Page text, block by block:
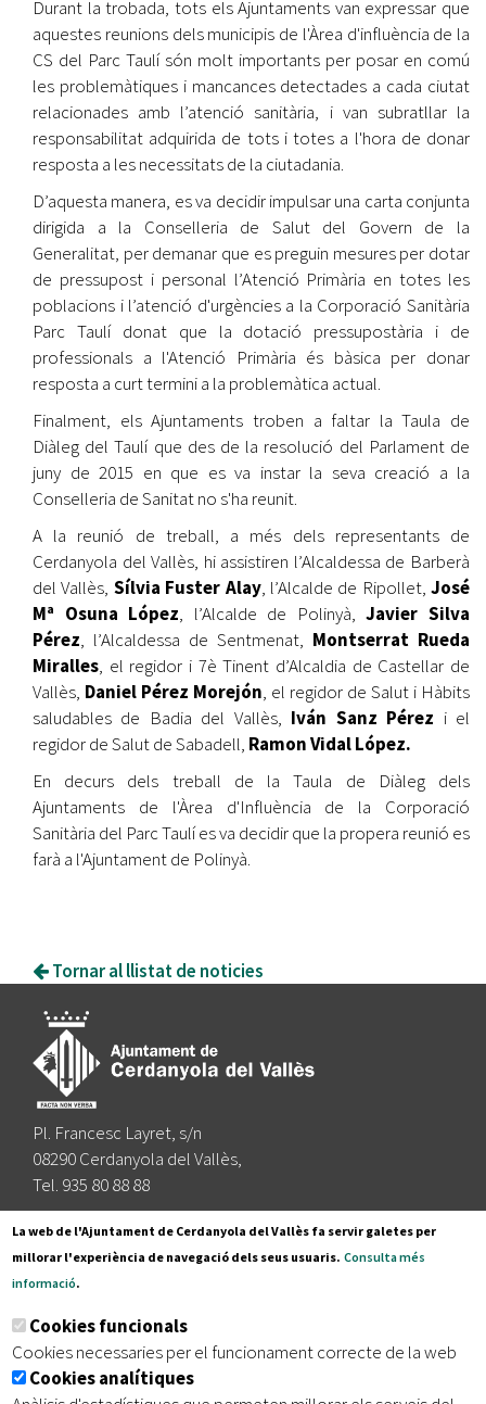
Durant la trobada, tots els Ajuntaments van expressar que
aquestes reunions dels municipis de l'Àrea d'influència de la
CS del Parc Taulí són molt importants per posar en comú
les problemàtiques i mancances detectades a cada ciutat
relacionades amb l’atenció sanitària, i van subratllar la
responsabilitat adquirida de tots i totes a l'hora de donar
resposta a les necessitats de la ciutadania.
D’aquesta manera, es va decidir impulsar una carta conjunta
dirigida a la Conselleria de Salut del Govern de la
Generalitat, per demanar que es preguin mesures per dotar
de pressupost i personal l’Atenció Primària en totes les
poblacions i l’atenció d'urgències a la Corporació Sanitària
Parc Taulí donat que la dotació pressupostària i de
professionals a l'Atenció Primària és bàsica per donar
resposta a curt termini a la problemàtica actual.
Finalment, els Ajuntaments troben a faltar la Taula de
Diàleg del Taulí que des de la resolució del Parlament de
juny de 2015 en que es va instar la seva creació a la
Conselleria de Sanitat no s'ha reunit.
A la reunió de treball, a més dels representants de
Cerdanyola del Vallès, hi assistiren l’Alcaldessa de Barberà
del Vallès, Sílvia Fuster Alay, l’Alcalde de Ripollet, José
Mª Osuna López, l’Alcalde de Polinyà,Javier Silva
Pérez, l’Alcaldessa de Sentmenat, Montserrat Rueda
Miralles, el regidor i 7è Tinent d’Alcaldia de Castellar de
Vallès, Daniel Pérez Morejón, el regidor de Salut i Hàbits
saludables de Badia del Vallès, Iván Sanz Pérez i el
regidor de Salut de Sabadell, Ramon Vidal López.
En decurs dels treball de la Taula de Diàleg dels
Ajuntaments de l'Àrea d'Influència de la Corporació
Sanitària del Parc Taulí es va decidir que la propera reunió es
farà a l'Ajuntament de Polinyà.
Tornar al llistat de noticies
Pl. Francesc Layret, s/n
08290 Cerdanyola del Vallès,
Tel. 935 80 88 88
Segueix-nos a:
Subscriu-te al nostre butlletí
Inici | Avís legal | Protecció de dades
La web de l'Ajuntament de Cerdanyola del Vallès fa servir galetes per
millorar l'experiència de navegació dels seus usuaris. Consulta més
informació.
Cookies funcionals
Cookies necessaries per el funcionament correcte de la web
Cookies analítiques